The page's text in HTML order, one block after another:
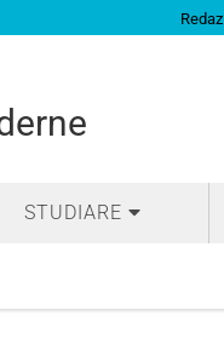
STUDIARE